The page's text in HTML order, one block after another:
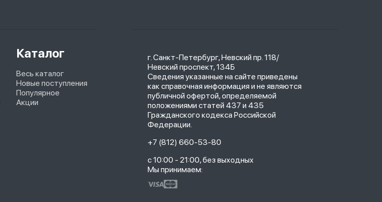
Каталог
Весь каталог
Новые поступления
Популярное
Акции
г. Санкт-Петербург, Невский пр. 118/
Невский проспект, 134Б
Сведения указанные на сайте приведены
как справочная информация и не являются
публичной офертой, определяемой
положениями статей 437 и 435
Гражданского кодекса Российской
Федерации.
+7 (812) 660-53-80
с 10:00 - 21:00, без выходных
Мы принимаем: